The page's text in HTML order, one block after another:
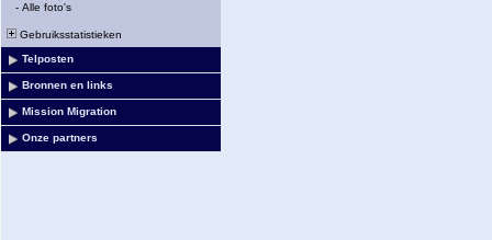
- Alle foto's
Gebruiksstatistieken
Telposten
Bronnen en links
Mission Migration
Onze partners